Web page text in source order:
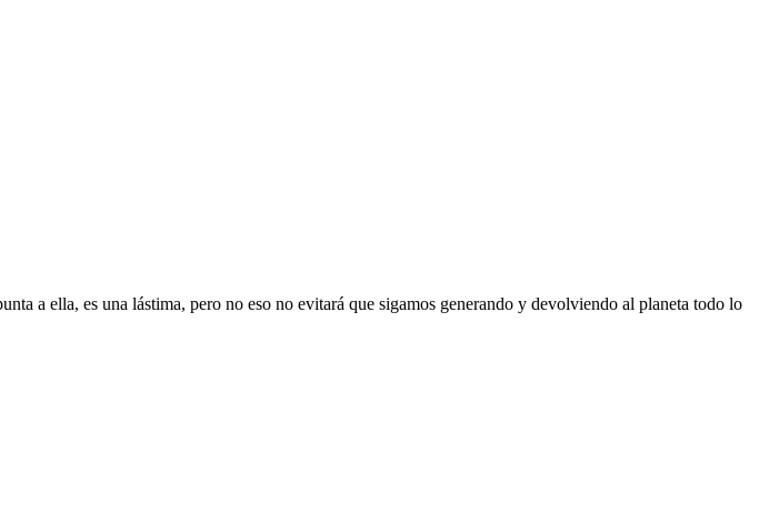
a ella, es una lástima, pero no eso no evitará que sigamos generando y devolviendo al planeta todo lo